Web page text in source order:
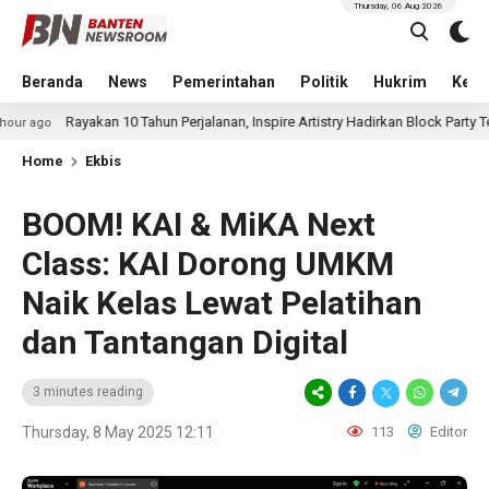
Beranda News Pemerintahan Politik Hukrim
Thursday, 06 Aug 2026
10 Tahun Perjalanan, Inspire Artistry Hadirkan Block Party Terbesar di
Home Ekbis
BOOM! KAI & MiKA Next
Class: KAI Dorong UMKM
Naik Kelas Lewat Pelatihan
dan Tantangan Digital
3 minutes reading
Thursday, 8 May 2025 12:11 113 Editor